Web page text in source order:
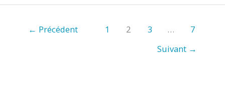
← Précédent 1 2 3 …
7
Suivant →